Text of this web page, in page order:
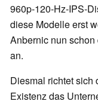
960p-120-Hz-IPS-
diese Modelle erst
Anbernic nun
an.
Diesmal richtet sich
Existenz das